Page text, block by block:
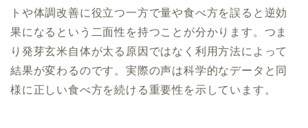
トや体調改善に役立つ一方で量や食べ方を誤ると逆効
果になるという二面性を持つことが分かります。つま
り発芽玄米自体が太る原因ではなく利用方法によって
結果が変わるのです。実際の声は科学的なデータと同
様に正しい食べ方を続ける重要性を示しています。